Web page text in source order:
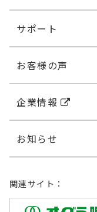
サポート
お客様の声
企業情報
お知らせ
関連サイト：